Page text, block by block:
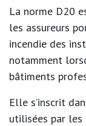
La norme D20
les assureurs
incendie des
notamment
bâtiments
Elle s’inscrit
utilisées par les